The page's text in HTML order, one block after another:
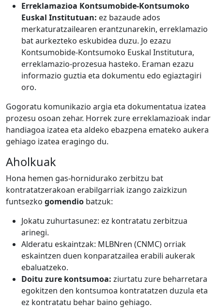
Erreklamazioa Kontsumobide-Kontsumoko
Euskal Institutuan: ez bazaude ados
merkaturatzailearen erantzunarekin, erreklamazio
bat aurkezteko eskubidea duzu. Jo ezazu
Kontsumobide-Kontsumoko Euskal Institutura,
erreklamazio-prozesua hasteko. Eraman ezazu
informazio guztia eta dokumentu edo egiaztagiri
oro.
Gogoratu komunikazio argia eta dokumentatua izatea
prozesu osoan zehar. Horrek zure erreklamazioak indar
handiagoa izatea eta aldeko ebazpena emateko aukera
gehiago izatea eragingo du.
Aholkuak
Hona hemen gas-hornidurako zerbitzu bat
kontratatzerakoan erabilgarriak izango zaizkizun
funtsezko gomendio batzuk:
Jokatu zuhurtasunez: ez kontratatu zerbitzua
arinegi.
Alderatu eskaintzak: MLBNren (CNMC) orriak
eskaintzen duen konparatzailea erabili aukerak
ebaluatzeko.
Doitu zure kontsumoa: ziurtatu zure beharretara
egokitzen den kontsumoa kontratatzen duzula eta
ez kontratatu behar baino gehiago.